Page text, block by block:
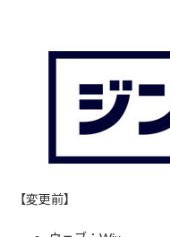
【変更前】